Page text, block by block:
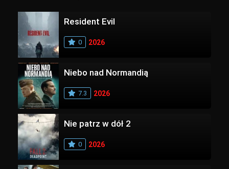
Resident Evil
0 2026
Niebo nad Normandią
7.3 2026
Nie patrz w dół 2
0 2026